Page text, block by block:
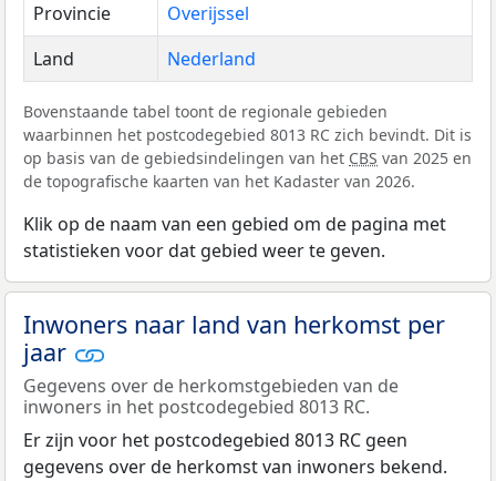
Provincie
Overijssel
Land
Nederland
Bovenstaande tabel toont de regionale gebieden
waarbinnen het postcodegebied 8013 RC zich bevindt. Dit is
op basis van de gebiedsindelingen van het CBS van 2025 en
de topografische kaarten van het Kadaster van 2026.
Klik op de naam van een gebied om de pagina met
statistieken voor dat gebied weer te geven.
Inwoners naar land van herkomst per
jaar
Gegevens over de herkomstgebieden van de
inwoners in het postcodegebied 8013 RC.
Er zijn voor het postcodegebied 8013 RC geen
gegevens over de herkomst van inwoners bekend.